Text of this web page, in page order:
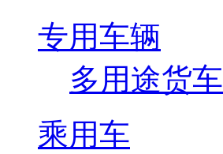
专用车辆
多用途货车
乘用车